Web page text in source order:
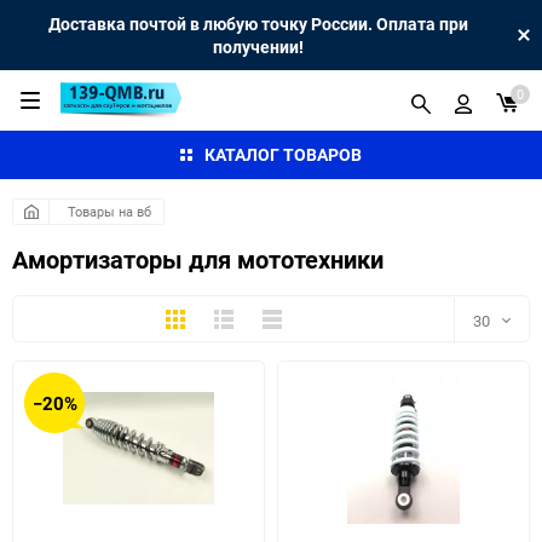
Доставка почтой в любую точку России. Оплата при
получении!
КАТАЛОГ ТОВАРОВ
0
Товары на вб
Амортизаторы для мототехники
ПлиткаПодробноКомпактно 30
150
−20%